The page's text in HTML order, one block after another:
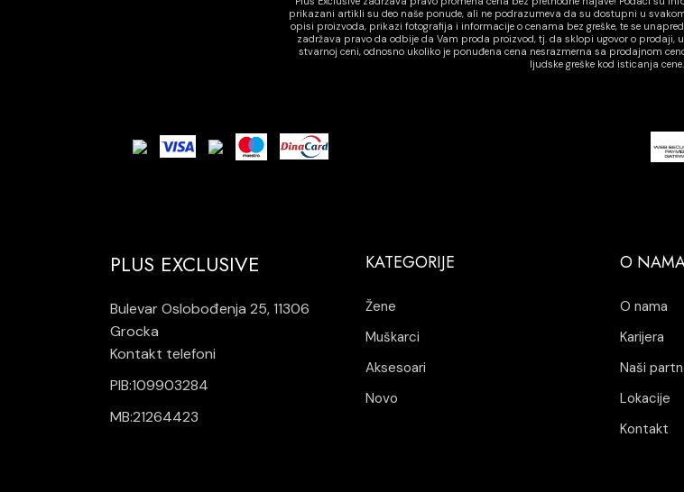
prikazani artikli su deo naše ponude, ali ne podrazumeva da su dostupni u
opisi proizvoda, prikazi fotografija i informacije o cenama bez greške, te se
zadržava pravo da odbije da Vam proda proizvod, tj. da sklopi ugovor o prodaji,
stvarnoj ceni, odnosno ukoliko je ponuđena cena nesrazmerna sa prodajnom
ljudske greške kod isticanja cene.
PLUS EXCLUSIVE
Bulevar Oslobođenja 25, 11306
Grocka
Kontakt telefoni
PIB:109903284
MB:21264423
KATEGORIJE
Žene
Muškarci
Aksesoari
Novo
O
O nama
Karijera
Naši
Lokacije
Kontakt